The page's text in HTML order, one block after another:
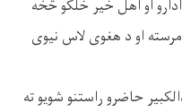
او اهل خیر خلکو څخه
او د هغوی لاس نیوی
حاضرو راستنو شویو ته